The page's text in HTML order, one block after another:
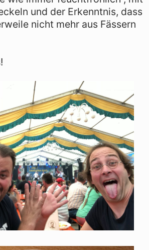
und der Erkenntnis, dass
nicht mehr aus Fässern